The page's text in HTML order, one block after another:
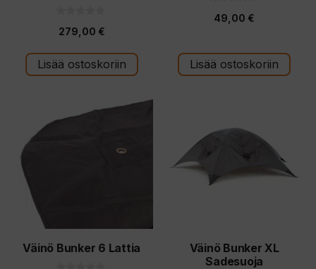
5
s
t
ä
279,00 €
Lisää ostoskoriin
ä
49,00 €
Lisää ostoskoriin
Väinö Bunker 6 Lattia
Väinö Bunker XL
Sadesuoja